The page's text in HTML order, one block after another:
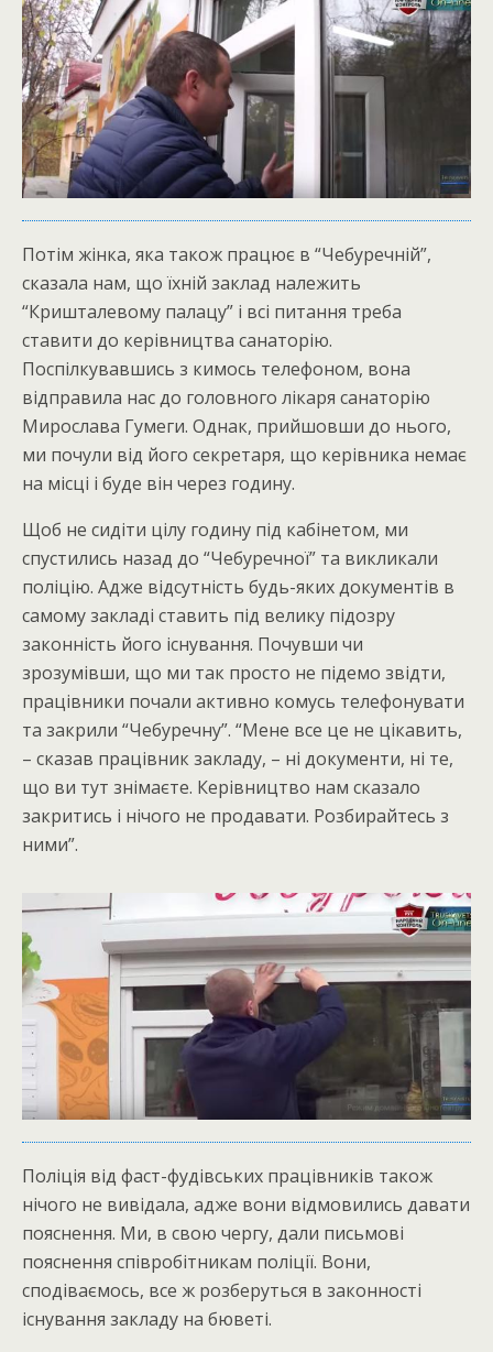
Потім жінка, яка також працює в “Чебуречній”,
сказала нам, що їхній заклад належить
“Кришталевому палацу” і всі питання треба
ставити до керівництва санаторію.
Поспілкувавшись з кимось телефоном, вона
відправила нас до головного лікаря санаторію
Мирослава Гумеги. Однак, прийшовши до нього,
ми почули від його секретаря, що керівника немає
на місці і буде він через годину.
Щоб не сидіти цілу годину під кабінетом, ми
спустились назад до “Чебуречної” та викликали
поліцію. Адже відсутність будь-яких документів в
самому закладі ставить під велику підозру
законність його існування. Почувши чи
зрозумівши, що ми так просто не підемо звідти,
працівники почали активно комусь телефонувати
та закрили “Чебуречну”. “Мене все це не цікавить,
– сказав працівник закладу, – ні документи, ні те,
що ви тут знімаєте. Керівництво нам сказало
закритись і нічого не продавати. Розбирайтесь з
ними”.
Поліція від фаст-фудівських працівників також
нічого не вивідала, адже вони відмовились давати
пояснення. Ми, в свою чергу, дали письмові
пояснення співробітникам поліції. Вони,
сподіваємось, все ж розберуться в законності
існування закладу на бюветі.